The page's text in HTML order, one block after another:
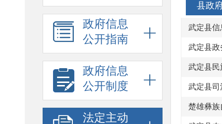
政府信息
公开指南
政府信息
公开制度
法定主动
县政
武定县政
武定县民
武定县司